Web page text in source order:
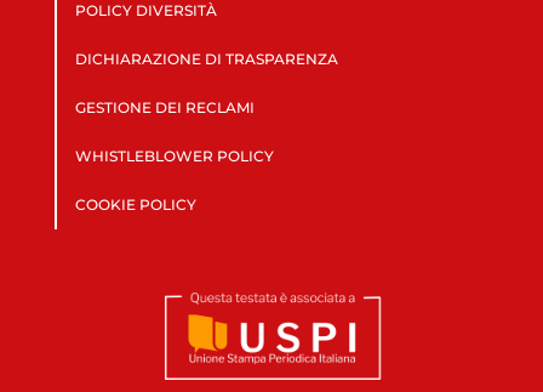
POLICY DIVERSITÀ
DICHIARAZIONE DI TRASPARENZA
GESTIONE DEI RECLAMI
WHISTLEBLOWER POLICY
COOKIE POLICY